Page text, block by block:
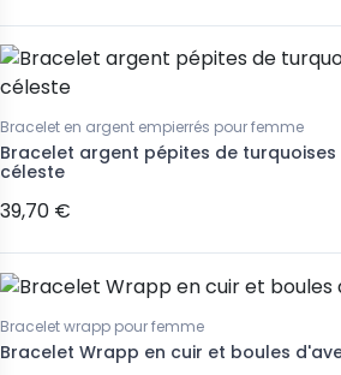
Bracelet en argent empierrés pour femme
Bracelet argent pépites de
céleste
39,70 €
Bracelet wrapp pour femme
Bracelet Wrapp en cuir et boules